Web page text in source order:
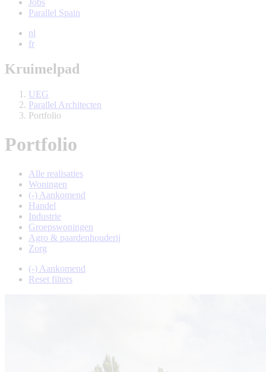
Jobs
Parallel Spain
nl
fr
Kruimelpad
UEG
Parallel Architecten
Portfolio
Portfolio
Alle realisaties
Woningen
(-) Aankomend
Handel
Industrie
Groepswoningen
Agro & paardenhouderij
Zorg
(-) Aankomend
Reset filters